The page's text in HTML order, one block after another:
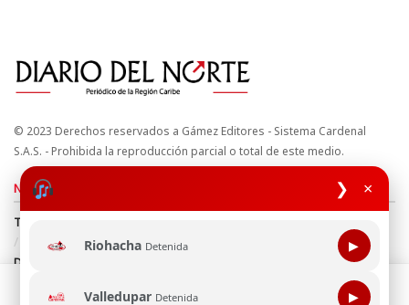
❯ ×
Riohacha Detenida ▶
Valledupar Detenida ▶
© 2023 Derechos reservados a Gámez Editores - Sistema Cardenal
S.A.S. - Prohibida la reproducción parcial o total de este medio.
Nuestros sitios
Términos y Condiciones
Política de uso de cookies
Política de Tratamiento de Datos
Directrices Editoriales
Esta página web usa cookie para mejorar tu experiencia de